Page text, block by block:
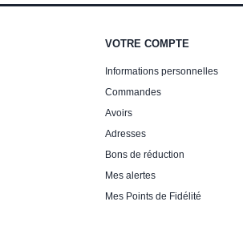
VOTRE COMPTE
Informations personnelles
Commandes
Avoirs
Adresses
Bons de réduction
Mes alertes
Mes Points de Fidélité